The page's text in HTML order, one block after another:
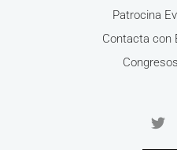
Patrocina
Contacta con